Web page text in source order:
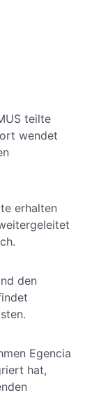
teilte
wendet
erhalten
den
Egencia
hat,